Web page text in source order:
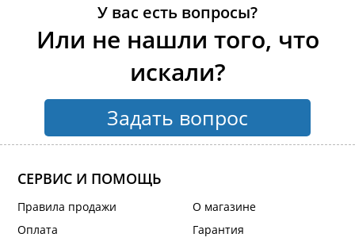
У вас есть вопросы?
Или не нашли того, что
искали?
Задать вопрос
СЕРВИС И ПОМОЩЬ
Правила продажи
Оплата
О магазине
Гарантия